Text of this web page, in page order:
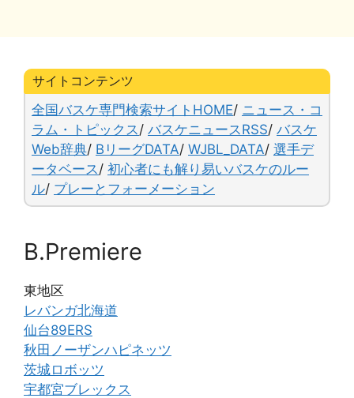
b
o
o
k
k
y
n
k
サイトコンテンツ
全国バスケ専門検索サイトHOME/ ニュース・コ
ラム・トピックス / バスケニュースRSS/ バスケ
Web辞典/ BリーグDATA/ WJBL_DATA/ 選手デ
ータベース / 初心者にも解り易いバスケのルー
ル/ プレーとフォーメーション
B.Premiere
東地区
レバンガ北海道
仙台89ERS
秋田ノーザンハピネッツ
茨城ロボッツ
宇都宮ブレックス